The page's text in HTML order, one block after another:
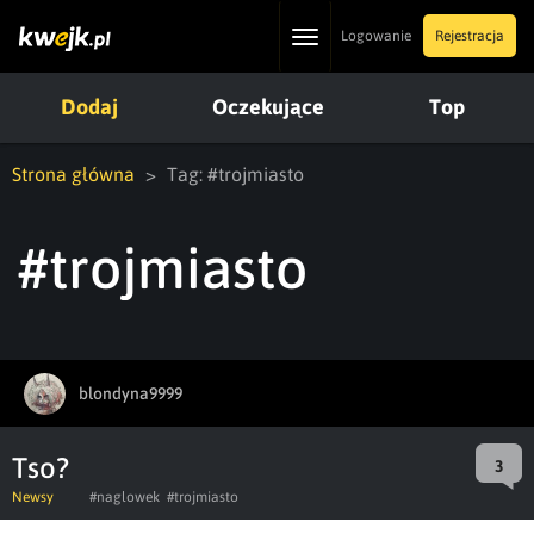
ToggleLogowanie Rejestracja
Dodaj Oczekujące Top
Strona główna Tag: #trojmiasto
#trojmiasto
blondyna9999
Tso? 3
Newsy #naglowek #trojmiasto